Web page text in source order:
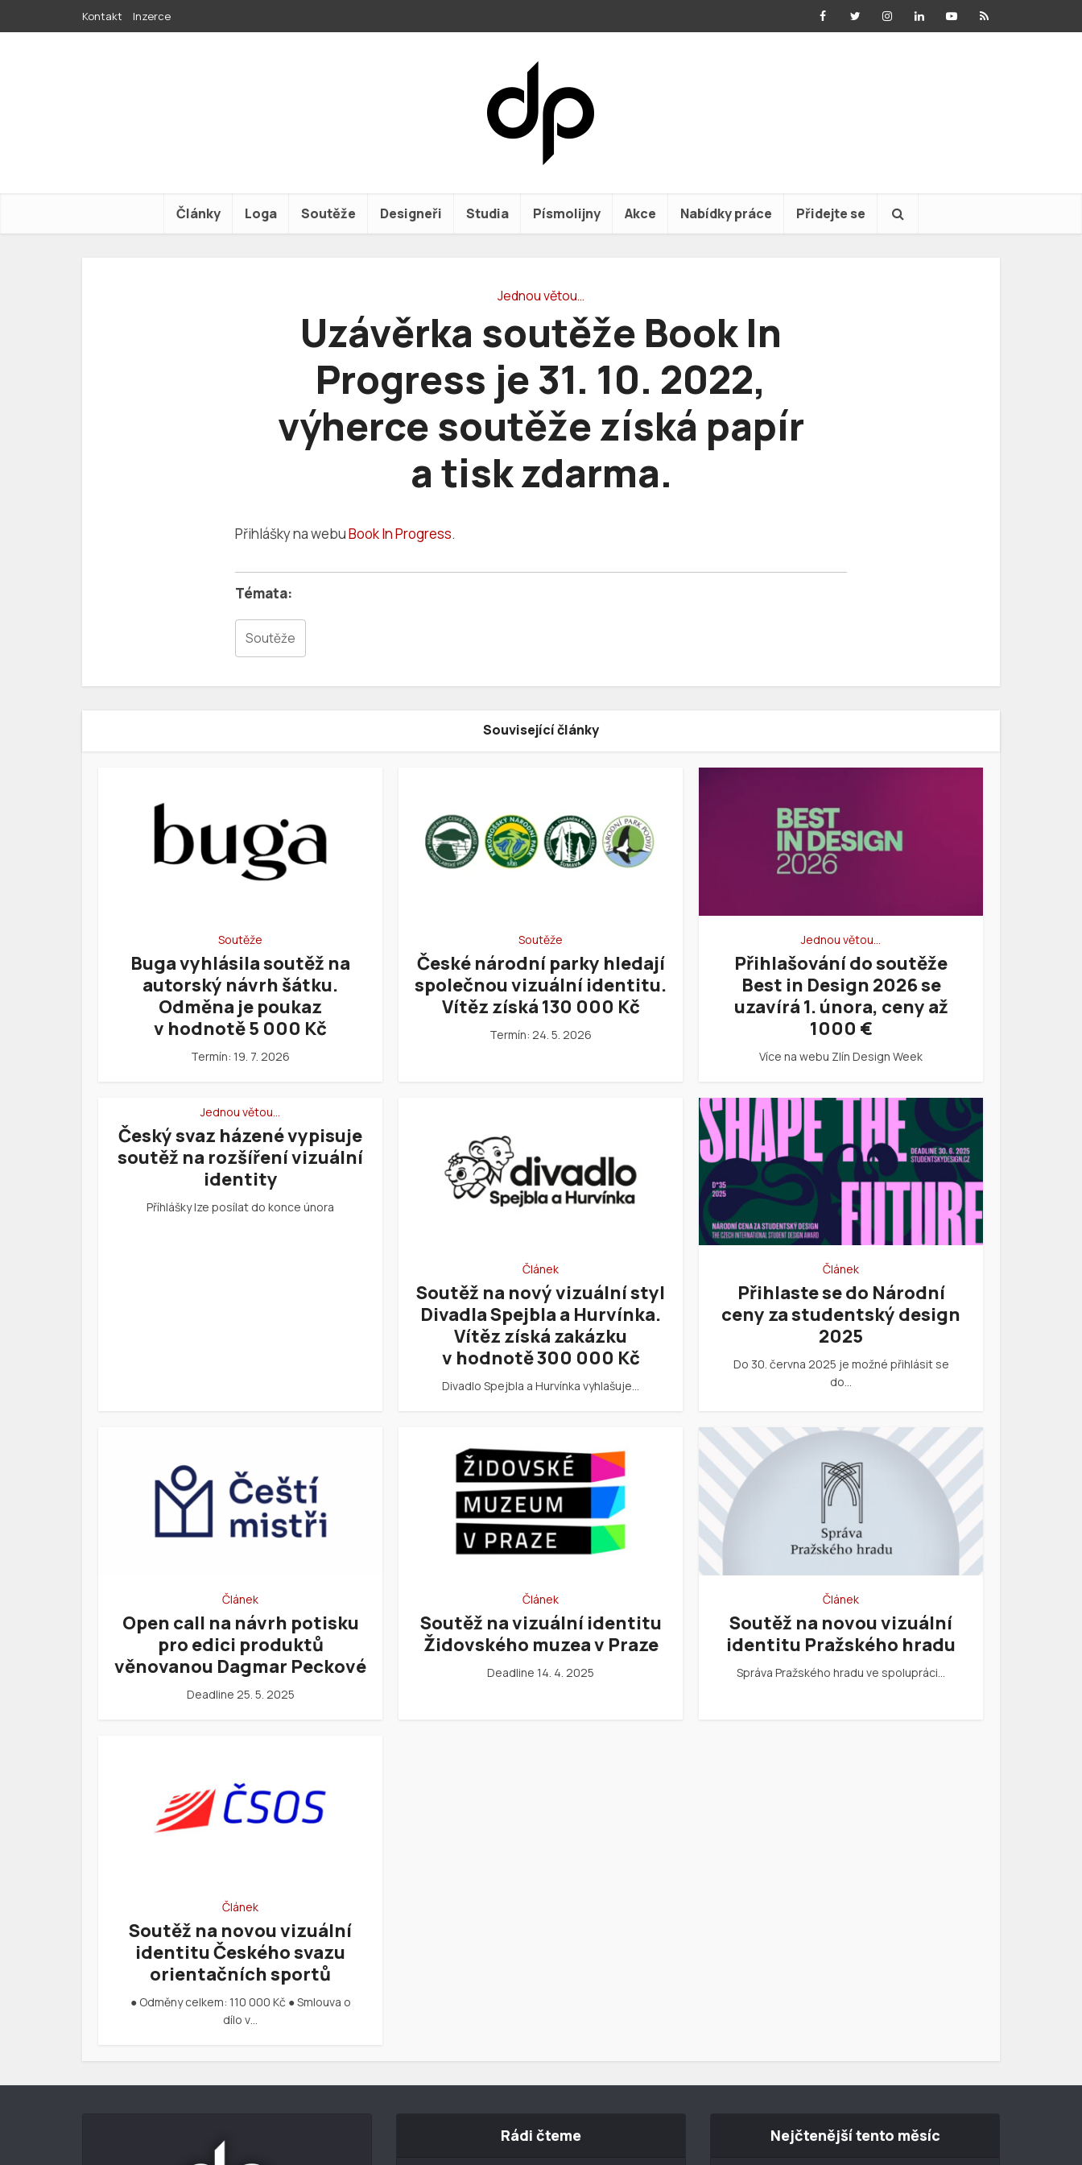
Kontakt Inzerce
Články Loga Soutěže Designeři Studia Písmolijny Akce Nabídky práce Přidejte se
Jednou větou…
Uzávěrka soutěže Book In
Progress je 31. 10. 2022,
výherce soutěže získá papír
a tisk zdarma.
Přihlášky na webuBook In Progress.
Soutěže
Související články
Soutěže
Buga vyhlásila soutěž na
autorský návrh šátku.
Odměna je poukaz
v hodnotě 5 000 Kč
Termín: 19. 7. 2026
Soutěže
České národní parky hledají
společnou vizuální identitu.
Vítěz získá 130 000 Kč
Termín: 24. 5. 2026
Jednou větou…
Přihlašování do soutěže
Best in Design 2026 se
uzavírá 1. února, ceny až
1000 €
Více na webu Zlín Design Week
Jednou větou…
Český svaz házené vypisuje
soutěž na rozšíření vizuální
identity
Příhlášky lze posílat do konce února
Článek
Soutěž na nový vizuální styl
Divadla Spejbla a Hurvínka.
Vítěz získá zakázku
v hodnotě 300 000 Kč
Divadlo Spejbla a Hurvínka vyhlašuje…
Článek
Přihlaste se do Národní
ceny za studentský design
2025
Do 30. června 2025 je možné přihlásit se
do…
Článek
Open call na návrh potisku
pro edici produktů
věnovanou Dagmar Peckové
Deadline 25. 5. 2025
Článek
Soutěž na vizuální identitu
Židovského muzea v Praze
Deadline 14. 4. 2025
Článek
Soutěž na novou vizuální
identitu Pražského hradu
Správa Pražského hradu ve spolupráci…
Článek
Soutěž na novou vizuální
identitu Českého svazu
orientačních sportů
● Odměny celkem: 110 000 Kč ● Smlouva o
dílo v…
Rádi čteme Nejčtenější tento měsíc